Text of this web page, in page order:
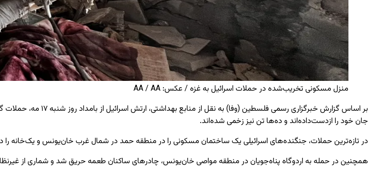
منزل مسکونی تخریب‌شده در حملات اسرائیل به غزه / عکس: AA / AA
جان خود را ازدست‌داده‌اند و ده‌ها تن نیز زخمی شده‌اند.
در تازه‌ترین حملات، جنگنده‌های اسرائیلی یک ساختمان مسکونی را در منطقه حمد در شمال غرب خان‌یونس و یک‌خانه
همچنین در حمله به اردوگاه پناه‌جویان در منطقه مواصی خان‌یونس، چادرهای ساکنان طعمه حریق شد و شماری از